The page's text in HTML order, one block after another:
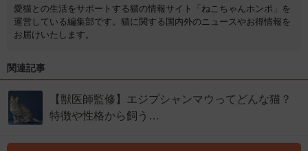
愛猫との生活をサポートする猫の情報サイト「ねこちゃんホンポ」を
運営している編集部です。猫に関する国内外のニュースやお得情報を
お届けいたします。
関連記事
【獣医師監修】エジプシャンマウってどんな猫？
特徴や性格から飼う…